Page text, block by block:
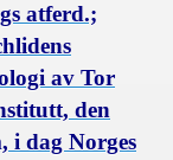
atferd.;
av Tor
den
i dag Norges